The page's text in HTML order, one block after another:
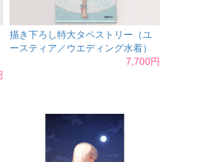
描き下ろし特大タペストリー（ユ
ースティア／ウエディング水着）
7,700円